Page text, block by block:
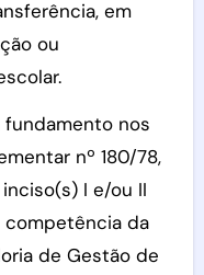
em
ou
nos
nº 180/78,
I e/ou II
competência da
de Gestão de